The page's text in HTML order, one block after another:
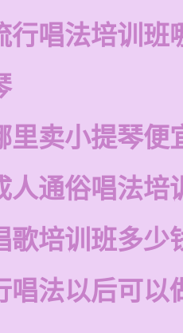
行唱法培训班
里卖小提琴便
人通俗唱法培
歌培训班多少
唱法以后可以